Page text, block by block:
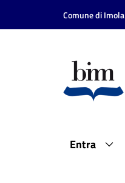
Vai al contenuto
Vai alla navigazione
Comune di Imola
Entra